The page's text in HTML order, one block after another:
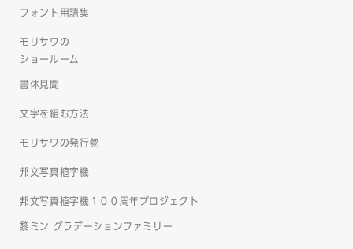
フォント用語集
モリサワの
ショールーム
書体見聞
文字を組む方法
モリサワの発行物
邦文写真植字機
邦文写真植字機１００周年プロジェクト
黎ミン グラデーションファミリー